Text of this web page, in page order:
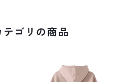
テゴリの商品